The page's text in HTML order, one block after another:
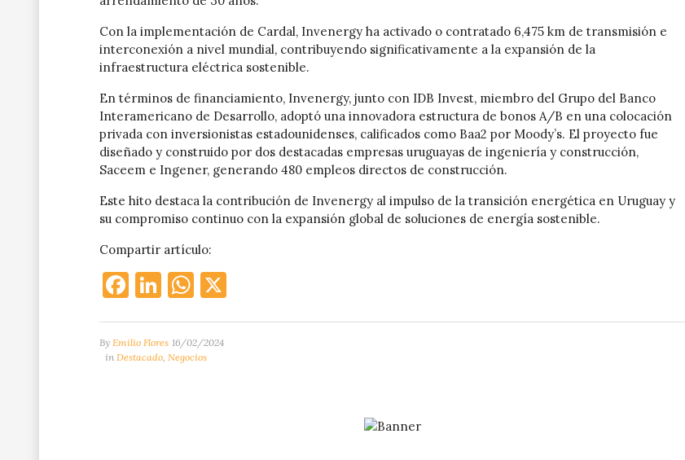
Con la implementación de Cardal, Invenergy ha activado o contratado 6,475 km de transmisión e
interconexión a nivel mundial, contribuyendo significativamente a la expansión de la
infraestructura eléctrica sostenible.
En términos de financiamiento, Invenergy, junto con IDB Invest, miembro del Grupo del Banco
Interamericano de Desarrollo, adoptó una innovadora estructura de bonos A/B en una colocación
privada con inversionistas estadounidenses, calificados como Baa2 por Moody’s. El proyecto fue
diseñado y construido por dos destacadas empresas uruguayas de ingeniería y construcción,
Saceem e Ingener, generando 480 empleos directos de construcción.
Este hito destaca la contribución de Invenergy al impulso de la transición energética en Uruguay y
su compromiso continuo con la expansión global de soluciones de energía sostenible.
Compartir artículo:
Facebook
LinkedIn
WhatsApp
By Emilio Flores 16/02/2024
in Destacado Negocios